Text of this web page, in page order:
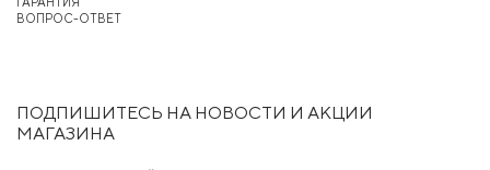
ПОДПИШИТЕСЬ НА НОВОСТИ И АКЦИИ
МАГАЗИНА
ВОПРОС-ОТВЕТ